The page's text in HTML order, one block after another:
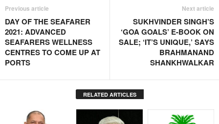
Previous article
DAY OF THE SEAFARER
2021: ADVANCED
SEAFARERS WELLNESS
CENTRES TO COME UP AT
PORTS
Next article
SUKHVINDER SINGH’S
‘GOA GOALS’ E-BOOK ON
SALE; ‘IT’S UNIQUE,’ SAYS
BRAHMANAND
SHANKHWALKAR
RELATED ARTICLES